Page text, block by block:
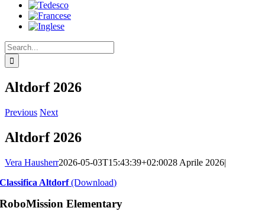
Search
for:
Altdorf 2026
Previous Next
Altdorf 2026
Vera Hausherr2026-05-03T15:43:39+02:0028 Aprile 2026|
Classifica Altdorf(Download)
RoboMission Elementary